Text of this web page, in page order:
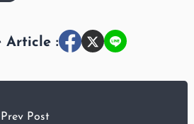
Article :
Post